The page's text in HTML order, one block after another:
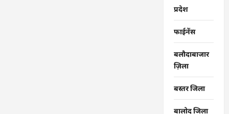
प्रदेश
फाईनेंस
बलौदाबाजार
ज़िला
बस्तर जिला
बालोद जिला